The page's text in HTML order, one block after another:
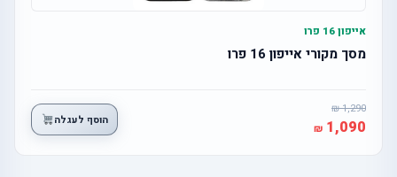
אייפון 16 פרו
מסך מקורי אייפון 16 פרו
1,290
1,090 הוסף לעגלה